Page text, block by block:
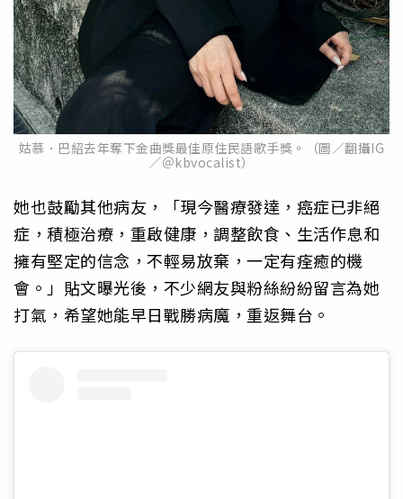
姑慕．巴紹去年奪下金曲獎最佳原住民語歌手獎。（圖／翻攝IG
／＠kbvocalist）
她也鼓勵其他病友，「現今醫療發達，癌症已非絕
症，積極治療，重啟健康，調整飲食、生活作息和
擁有堅定的信念，不輕易放棄，一定有痊癒的機
會。」貼文曝光後，不少網友與粉絲紛紛留言為她
打氣，希望她能早日戰勝病魔，重返舞台。